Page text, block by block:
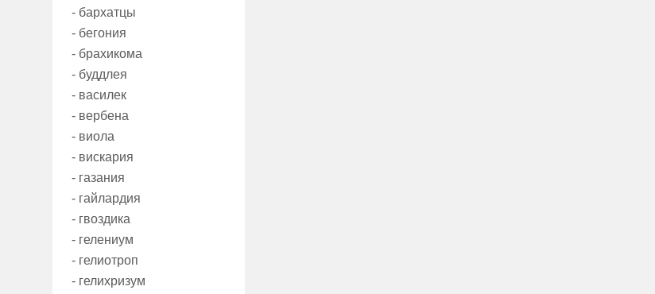
- бархатцы
- бегония
- брахикома
- буддлея
- василек
- вербена
- виола
- вискария
- газания
- гайлардия
- гвоздика
- гелениум
- гелиотроп
- гелихризум